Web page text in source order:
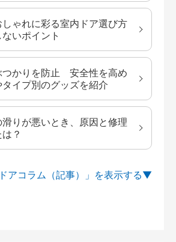
ゃれに彩る室内ドア選び方
いポイント
つかりを防止 安全性を高め
タイプ別のグッズを紹介
りが悪いとき、原因と修理
？
アコラム（記事）」を